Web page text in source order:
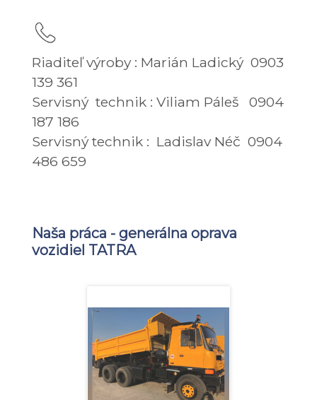
Riaditeľ výroby : Marián Ladický 0903
139 361
Servisný technik : Viliam Páleš 0904
187 186
Servisný technik : Ladislav Néč 0904
486 659
Naša práca - generálna oprava
vozidiel TATRA